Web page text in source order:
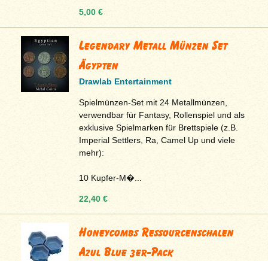
5,00 €
Legendary Metall Münzen Set
Ägypten
Drawlab Entertainment
Spielmünzen-Set mit 24 Metallmünzen,
verwendbar für Fantasy, Rollenspiel und als
exklusive Spielmarken für Brettspiele (z.B.
Imperial Settlers, Ra, Camel Up und viele
mehr):
10 Kupfer-M�...
22,40 €
Honeycombs Ressourcenschalen
Azul Blue 3er-Pack